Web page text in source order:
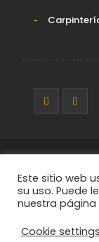
RESERVED.
Política
Este sitio web
su uso. Puede
nuestra página
Cookie settings